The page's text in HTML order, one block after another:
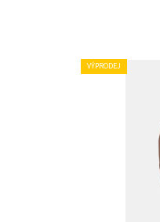
V
ý
VÝPRODEJ